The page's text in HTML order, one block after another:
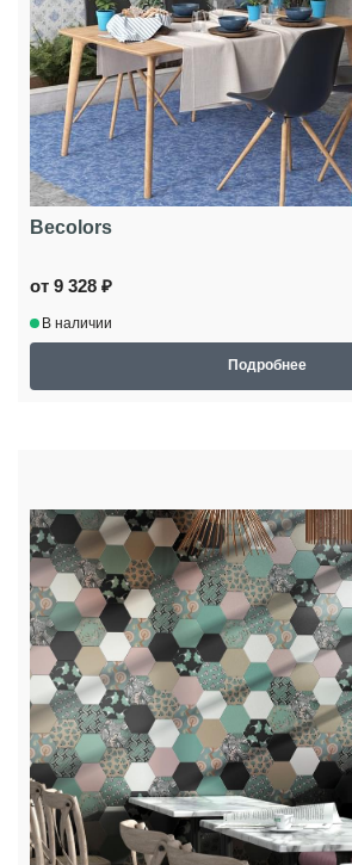
Becolors
от 9 328 ₽
В наличии
Подробнее